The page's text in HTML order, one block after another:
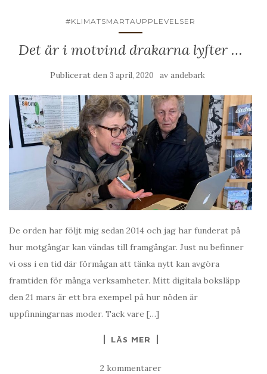
#KLIMATSMARTAUPPLEVELSER
Det är i motvind drakarna lyfter …
Publicerat den 3 april, 2020 av andebark
De orden har följt mig sedan 2014 och jag har funderat på
hur motgångar kan vändas till framgångar. Just nu befinner
vi oss i en tid där förmågan att tänka nytt kan avgöra
framtiden för många verksamheter. Mitt digitala boksläpp
den 21 mars är ett bra exempel på hur nöden är
uppfinningarnas moder. Tack vare […]
LÄS MER
2 kommentarer